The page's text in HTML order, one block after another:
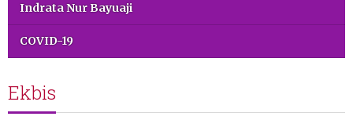
Indrata Nur Bayuaji
COVID-19
Ekbis